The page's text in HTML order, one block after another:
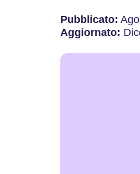
Pubblicato:
Aggiornato: